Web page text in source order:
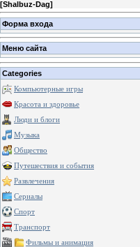
[Shalbuz-Dag]
Форма входа
Меню сайта
Categories
Компьютерные игры
Красота и здоровье
Люди и блоги
Музыка
Общество
Путешествия и события
Развлечения
Сериалы
Спорт
Транспорт
Фильмы и анимация